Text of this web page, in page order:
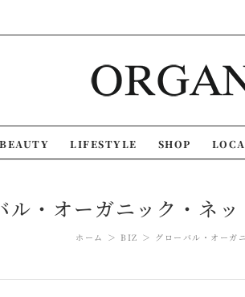
BEAUTY LIFESTYLE SHOP
ル・オーガニック・
ホーム BIZ グローバル・オー